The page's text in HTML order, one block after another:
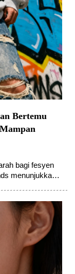
Bertemu
bagi fesyen
menunjukkan
untuk